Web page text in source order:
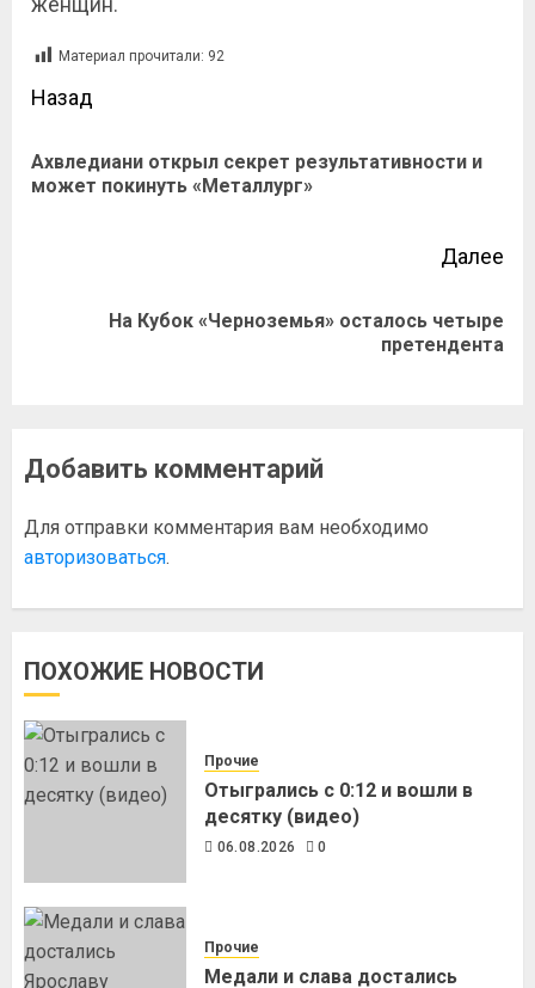
Материал прочитали: 92
Назад
Ахвледиани открыл секрет результативности и
может покинуть «Металлург»
Далее
На Кубок «Черноземья» осталось четыре
претендента
Добавить комментарий
Для отправки комментария вам необходимо
авторизоваться.
ПОХОЖИЕ НОВОСТИ
Прочие
Отыгрались с 0:12 и вошли в
десятку (видео)
06.08.2026 0
Прочие
Медали и слава достались